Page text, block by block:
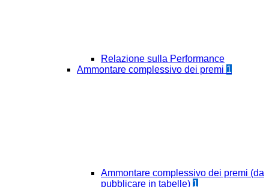
Relazione sulla Performance
Ammontare complessivo dei premi 1
Ammontare complessivo dei premi (da
pubblicare in tabelle) 1